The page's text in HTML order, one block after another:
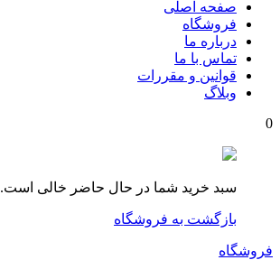
صفحه اصلی
فروشگاه
درباره ما
تماس با ما
قوانین و مقررات
وبلاگ
0
سبد خرید شما در حال حاضر خالی است.
بازگشت به فروشگاه
فروشگاه